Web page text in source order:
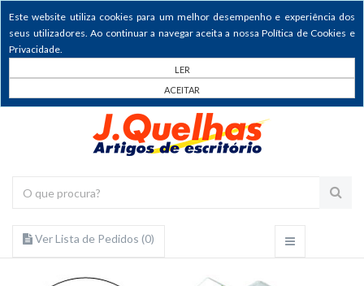
Este website utiliza cookies para um melhor desempenho e experiência dos
seus utilizadores. Ao continuar a navegar aceita a nossa Política de Cookies e
Privacidade.
LER
ACEITAR
Ver Lista de Pedidos (0)